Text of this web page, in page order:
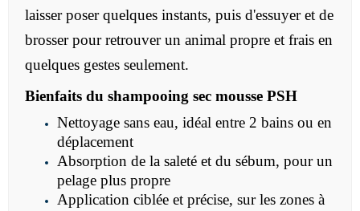
laisser poser quelques instants, puis d'essuyer et de
brosser pour retrouver un animal propre et frais en
quelques gestes seulement.
Bienfaits du shampooing sec mousse PSH
Nettoyage sans eau, idéal entre 2 bains ou en
déplacement
Absorption de la saleté et du sébum, pour un
pelage plus propre
Application ciblée et précise, sur les zones à